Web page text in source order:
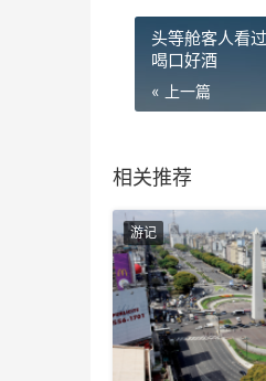
头等舱客人看
喝口好酒
« 上一篇
相关推荐
游记